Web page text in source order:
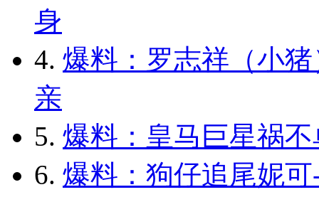
身
4. 爆料：罗志祥（小
亲
5. 爆料：皇马巨星祸
6. 爆料：狗仔追尾妮